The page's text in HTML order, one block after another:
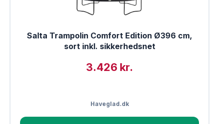
Salta Trampolin Comfort Edition Ø396 cm,
sort inkl. sikkerhedsnet
3.426 kr.
Haveglad.dk